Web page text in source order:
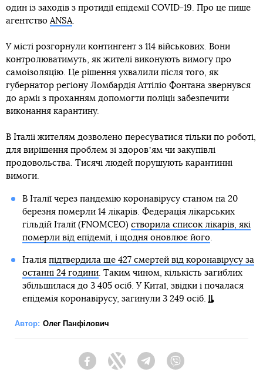
один із заходів з протидії епідемії COVID-19. Про це пише
агентствоANSA.
У місті розгорнули контингент з 114 військових. Вони
контролюватимуть, як жителі виконують вимогу про
самоізоляцію. Це рішення ухвалили після того, як
губернатор регіону Ломбардія Аттіліо Фонтана звернувся
до армії з проханням допомогти поліції забезпечити
виконання карантину.
В Італії жителям дозволено пересуватися тільки по роботі,
для вирішення проблем зі здоровʼям чи закупівлі
продовольства. Тисячі людей порушують карантинні
вимоги.
В Італії через пандемію коронавірусу станом на 20
березня померли 14 лікарів. Федерація лікарських
гільдій Італії (FNOMCEO) створила список лікарів, які
померли від епідемії, і щодня оновлює його.
Італія підтвердила ще 427 смертей від коронавірусу за
останні 24 години. Таким чином, кількість загиблих
збільшилася до 3 405 осіб. У Китаї, звідки і почалася
епідемія коронавірусу, загинули 3 249 осіб.
Автор: Олег Панфілович
FacebookTwitter Telegram